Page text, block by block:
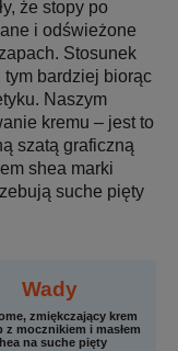
że stopy po
i odświeżone
Stosunek
tym bardziej biorąc
Naszym
kremu – jest to
szatą graficzną
shea marki
suche pięty
Wady
zmiękczający krem
z mocznikiem i masłem
na suche pięty